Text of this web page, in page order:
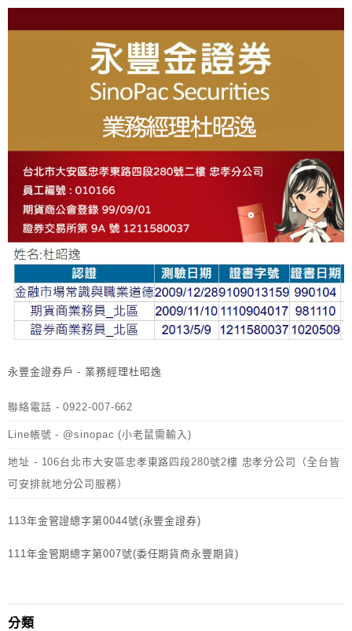
I
永豐金證券戶 - 業務經理杜昭逸
聯絡電話 - 0922-007-662
Line帳號 - @sinopac (小老鼠需輸入)
地址 - 106台北市大安區忠孝東路四段280號2樓 忠孝分公司（全台皆
可安排就地分公司服務）
113年金管證總字第0044號(永豐金證券)
111年金管期總字第007號(委任期貨商永豐期貨)
分類